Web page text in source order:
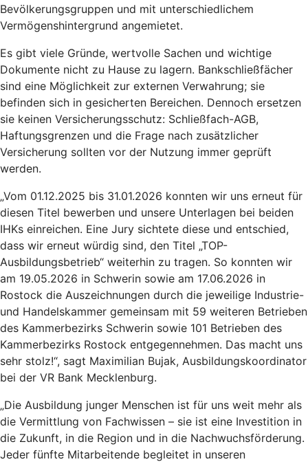
Bevölkerungsgruppen und mit unterschiedlichem
Vermögenshintergrund angemietet.
Es gibt viele Gründe, wertvolle Sachen und wichtige
Dokumente nicht zu Hause zu lagern. Bankschließfächer
sind eine Möglichkeit zur externen Verwahrung; sie
befinden sich in gesicherten Bereichen. Dennoch ersetzen
sie keinen Versicherungsschutz: Schließfach-AGB,
Haftungsgrenzen und die Frage nach zusätzlicher
Versicherung sollten vor der Nutzung immer geprüft
werden.
„Vom 01.12.2025 bis 31.01.2026 konnten wir uns erneut für
diesen Titel bewerben und unsere Unterlagen bei beiden
IHKs einreichen. Eine Jury sichtete diese und entschied,
dass wir erneut würdig sind, den Titel „TOP-
Ausbildungsbetrieb“ weiterhin zu tragen. So konnten wir
am 19.05.2026 in Schwerin sowie am 17.06.2026 in
Rostock die Auszeichnungen durch die jeweilige Industrie-
und Handelskammer gemeinsam mit 59 weiteren Betrieben
des Kammerbezirks Schwerin sowie 101 Betrieben des
Kammerbezirks Rostock entgegennehmen. Das macht uns
sehr stolz!“, sagt Maximilian Bujak, Ausbildungskoordinator
bei der VR Bank Mecklenburg.
„Die Ausbildung junger Menschen ist für uns weit mehr als
die Vermittlung von Fachwissen – sie ist eine Investition in
die Zukunft, in die Region und in die Nachwuchsförderung.
Jeder fünfte Mitarbeitende begleitet in unseren